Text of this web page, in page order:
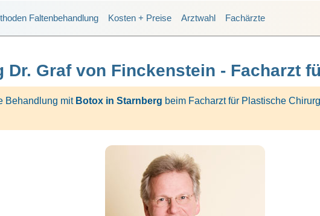
Faltenbehandlung Kosten + Preise Arztwahl Fachärzte
Dr. Graf von Finckenstein - Facharzt
Behandlung mit Botox in Starnberg beim Facharzt für Plastische